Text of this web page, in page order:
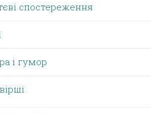
спостереження
і гумор